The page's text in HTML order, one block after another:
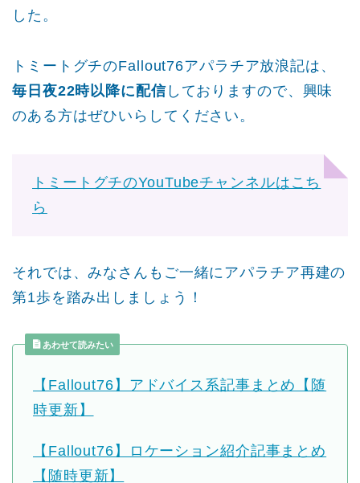
した。
トミートグチのFallout76アパラチア放浪記は、
毎日夜22時以降に配信しておりますので、興味
のある方はぜひいらしてください。
トミートグチのYouTubeチャンネルはこち
ら
それでは、みなさんもご一緒にアパラチア再建の
第1歩を踏み出しましょう！
あわせて読みたい
【Fallout76】アドバイス系記事まとめ【随
時更新】
【Fallout76】ロケーション紹介記事まとめ
【随時更新】